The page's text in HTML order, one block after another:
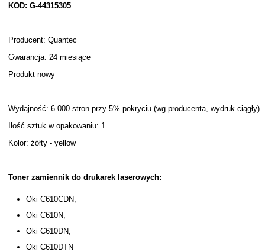
KOD: G-44315305
Producent: Quantec
Gwarancja: 24 miesiące
Produkt nowy
Wydajność: 6 000 stron przy 5% pokryciu (wg producenta, wydruk ciągły)
Ilość sztuk w opakowaniu: 1
Kolor: żółty - yellow
Toner zamiennik do drukarek laserowych:
Oki C610CDN,
Oki C610N,
Oki C610DN,
Oki C610DTN